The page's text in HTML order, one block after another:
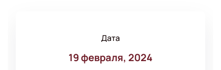
Дата
19 февраля, 2024